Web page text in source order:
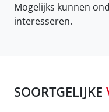
Mogelijks kunnen
interesseren.
SOORTGELIJKE